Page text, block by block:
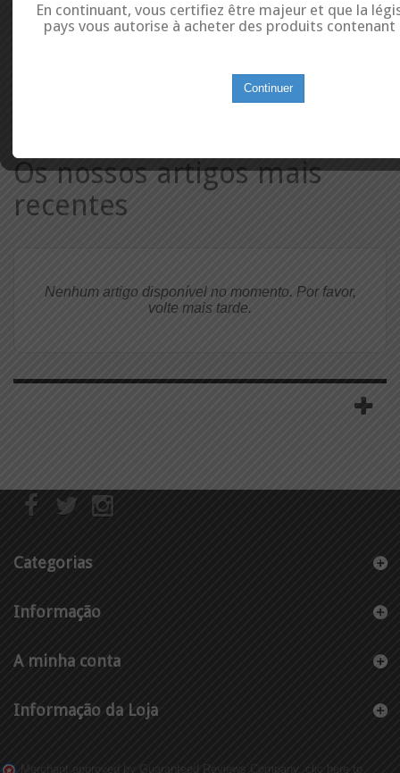
FORNECEDORES
Os nossos artigos mais
recentes
Nenhum artigo disponível no momento. Por favor,
volte mais tarde.
Categorias
Informação
A minha conta
Informação da Loja
Merchant approved by Guaranteed Reviews Company, clic here to
En continuant, vous certifiez être majeur et que la
pays vous autorise à acheter des produits contenant
Continuer